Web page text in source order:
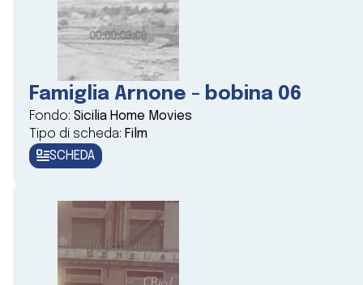
Famiglia Arnone - bobina 06
Fondo: Sicilia Home Movies
Tipo di scheda: Film
SCHEDA